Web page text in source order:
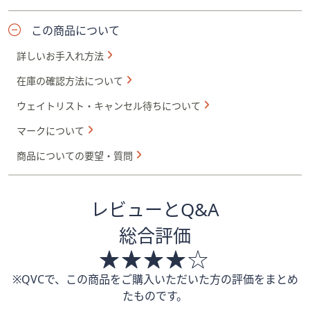
この商品について
詳しいお手入れ方法
在庫の確認方法について
ウェイトリスト・キャンセル待ちについて
マークについて
商品についての要望・質問
レビューとQ&A
総合評価
※QVCで、この商品をご購入いただいた方の評価をまとめ
たものです。